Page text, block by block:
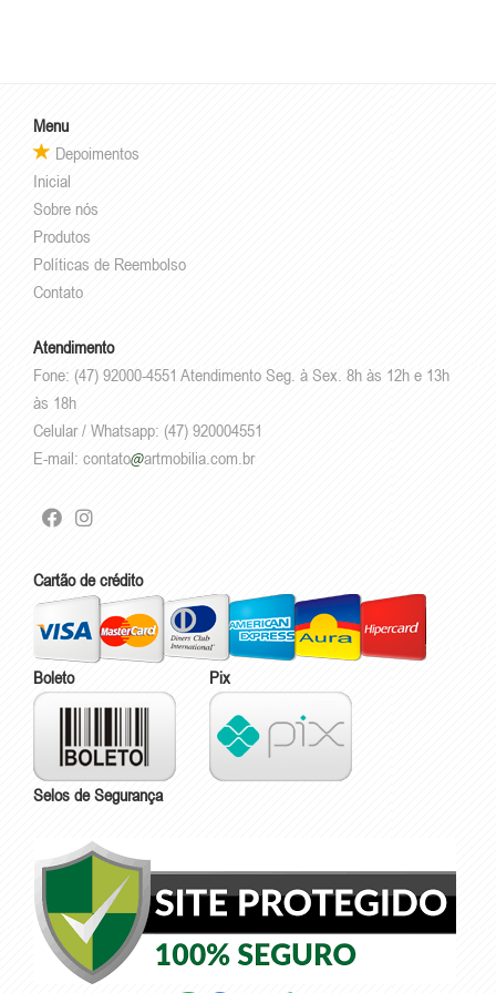
Menu
Depoimentos
Inicial
Sobre nós
Produtos
Políticas de Reembolso
Contato
Atendimento
Fone: (47) 92000-4551 Atendimento Seg. à Sex. 8h às 12h e 13h
às 18h
Celular / Whatsapp: (47) 920004551
E-mail: contato artmobilia.com.br
Cartão de crédito
Boleto Pix
Selos de Segurança